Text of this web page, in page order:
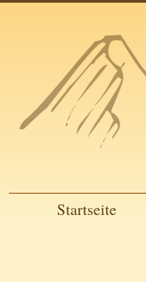
Startseite